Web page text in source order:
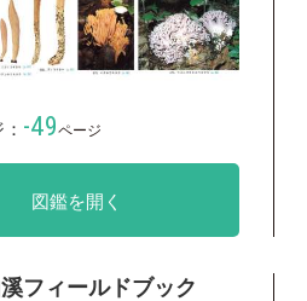
-49ページ
図鑑を開く
フィールドブック